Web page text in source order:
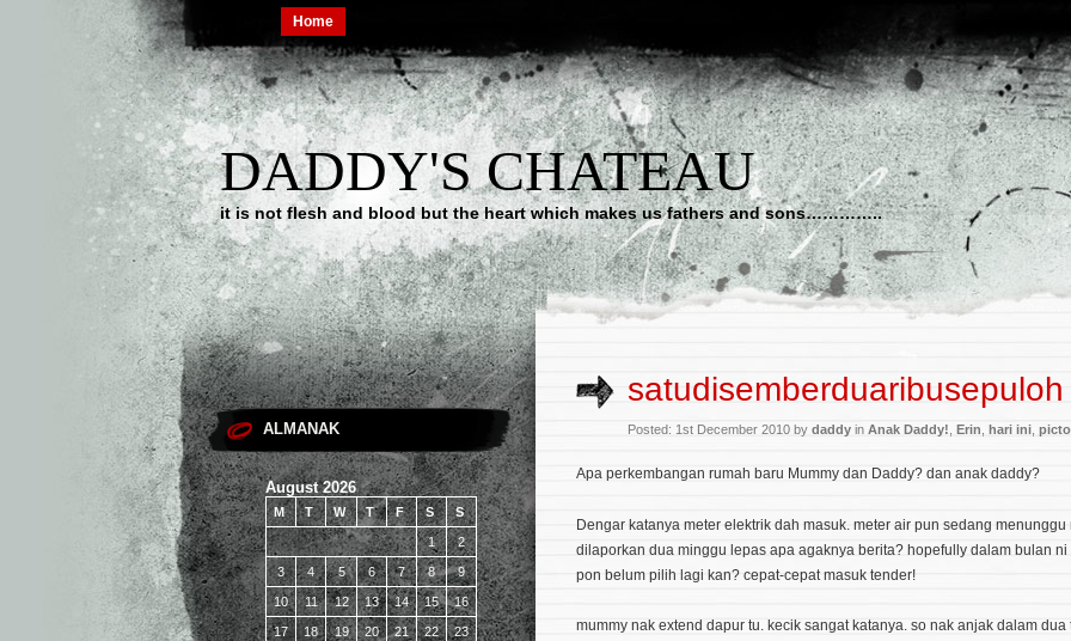
Home
DADDY'S CHATEAU
it is not flesh and blood but the heart which makes us fathers and sons…………..
ALMANAK
August 2026
M T W T F S S
1 2
3 4 5 6 7 8 9
10 11 12 13 14 15 16
17 18 19 20 21 22 23
satudisemberduaribusepuloh
Posted: 1st December 2010 by daddy in Anak Daddy! Erin hari ini picto
Apa perkembangan rumah baru Mummy dan Daddy? dan anak daddy?
Dengar katanya meter elektrik dah masuk. meter air pun sedang
dilaporkan dua minggu lepas apa agaknya berita? hopefully dalam bulan
pon belum pilih lagi kan? cepat-cepat masuk tender!
mummy nak extend dapur tu. kecik sangat katanya. so nak anjak dalam